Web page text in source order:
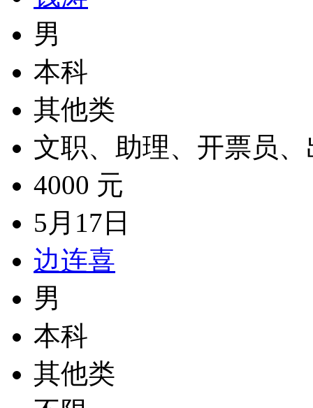
男
本科
其他类
文职、助理、开票员、
4000 元
5月17日
边连喜
男
本科
其他类